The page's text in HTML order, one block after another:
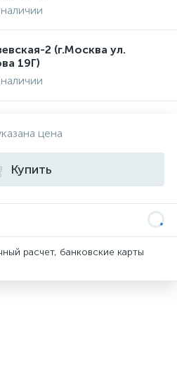
2 (г.Москва ул.
19Г)
цена
Купить
расчет, банковские карты